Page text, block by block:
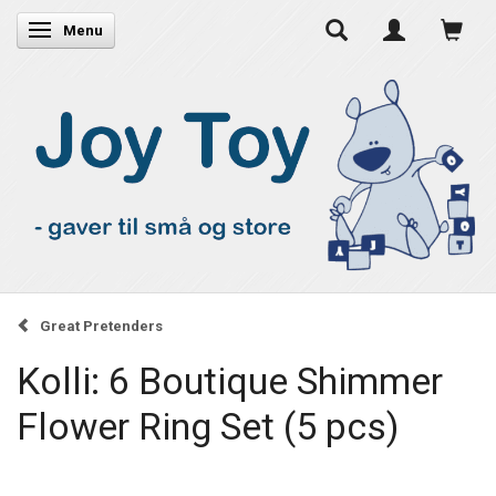
Skifte navigation
Menu
Great Pretenders
Kolli: 6 Boutique Shimmer
Flower Ring Set (5 pcs)